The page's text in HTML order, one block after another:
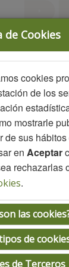
de Cookies
cookies
de los
mostrarle
de sus
en Aceptar
rechazarlas
.
las
de
de Terceros
de
de